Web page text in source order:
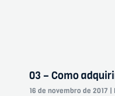
03 – Como
16 de novembro de 2017